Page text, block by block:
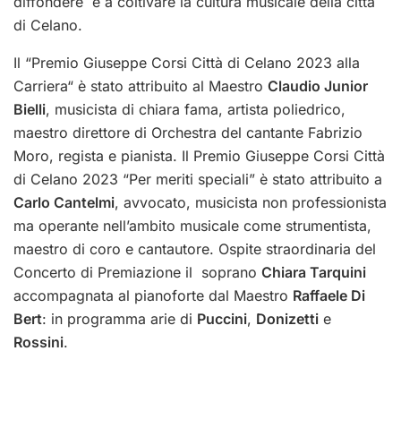
di Celano.
Il “Premio Giuseppe Corsi Città di Celano 2023 alla
Carriera“ è stato attribuito al Maestro Claudio Junior
Bielli, musicista di chiara fama, artista poliedrico,
maestro direttore di Orchestra del cantante Fabrizio
Moro, regista e pianista. Il Premio Giuseppe Corsi Città
di Celano 2023 “Per meriti speciali” è stato attribuito a
Carlo Cantelmi, avvocato, musicista non professionista
ma operante nell’ambito musicale come strumentista,
maestro di coro e cantautore. Ospite straordinaria del
Concerto di Premiazione il soprano Chiara Tarquini
accompagnata al pianoforte dal Maestro Raffaele Di
Bert: in programma arie di Puccini, Donizetti e
Rossini.